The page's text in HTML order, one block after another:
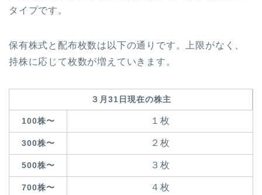
タイプです。
保有株式と配布枚数は以下の通りです。上限がなく、
持株に応じて枚数が増えていきます。
３月31日現在の株主
100株〜 １枚
300株〜 ２枚
500株〜 ３枚
700株〜 ４枚